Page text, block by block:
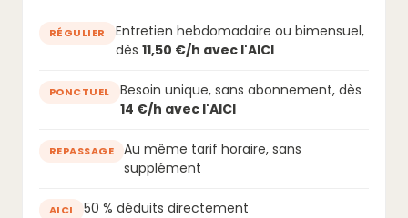
RÉGULIER
Entretien hebdomadaire ou bimensuel,
dès 11,50 €/h avec l'AICI
PONCTUEL
Besoin unique, sans abonnement, dès
14 €/h avec l'AICI
REPASSAGE
Au même tarif horaire, sans
supplément
AICI 50 % déduits directement